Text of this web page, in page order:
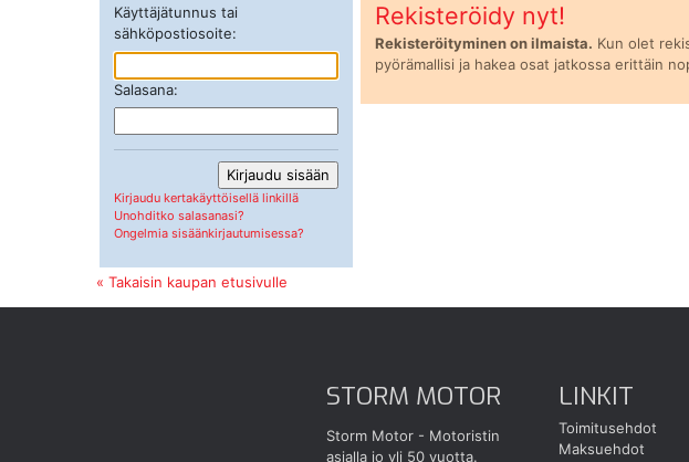
Käyttäjätunnus tai
sähköpostiosoite:
Salasana:
Kirjaudu kertakäyttöisellä linkillä
Unohditko salasanasi?
Ongelmia sisäänkirjautumisessa?
Rekisteröidy nyt!
Rekisteröityminen on ilmaista. Kun olet
pyörämallisi ja hakea osat jatkossa erittäin
« Takaisin kaupan etusivulle
STORM MOTOR
Storm Motor - Motoristin
asialla jo yli 50 vuotta.
LINKIT
Toimitusehdot
Maksuehdot